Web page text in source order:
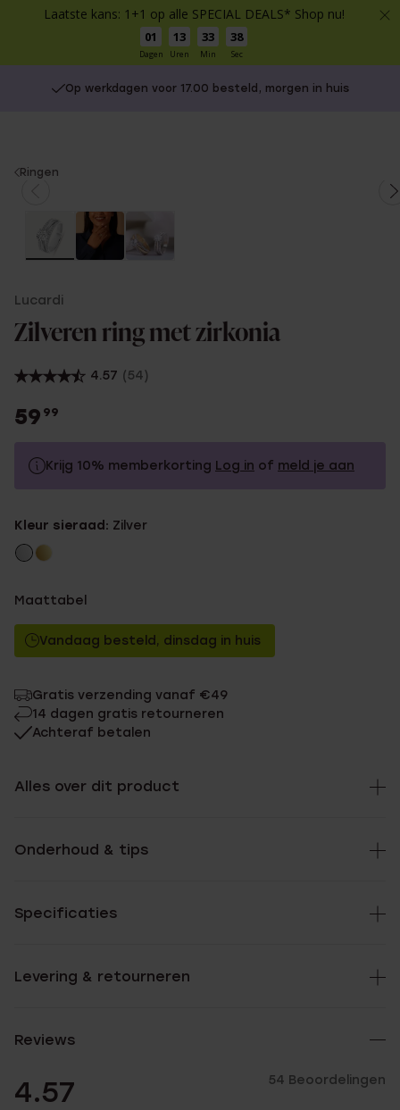
Laatste kans: 1+1 op alle SPECIAL DEALS* Shop nu!
01
Dagen
13
Uren
33
Min
38
Sec
Op werkdagen voor 17.00 besteld, morgen in huis
You
Ringen
Lucardi
Zilveren ring met zirkonia
4.57 (54)
59 99
Krijg 10% memberkorting Log in of meld je aan
Zonder memberkorting
Kleur sieraad: Zilver
Maattabel
Vandaag besteld, dinsdag in huis
Gratis verzending vanaf €49
14 dagen gratis retourneren
Achteraf betalen
Alles over dit product
Onderhoud & tips
Specificaties
Levering & retourneren
Reviews
4.57 54 Beoordelingen